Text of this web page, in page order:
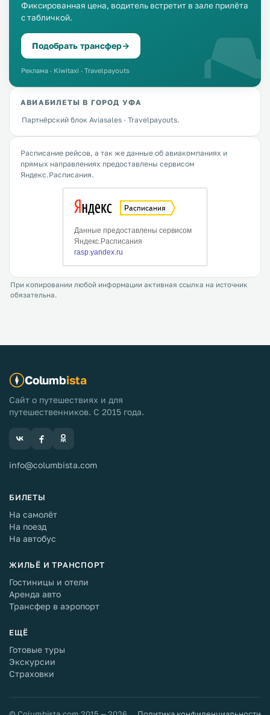
Фиксированная цена, водитель встретит в зале прилёта
с табличкой.
Подобрать трансфер→
Реклама · Kiwitaxi · Travelpayouts
АВИАБИЛЕТЫ В ГОРОД УФА
Партнёрский блок Aviasales · Travelpayouts.
Расписание рейсов, а так же данные об авиакомпаниях и
прямых направлениях предоставлены сервисом
Яндекс.Расписания.
При копировании любой информации активная ссылка на источник
обязательна.
Columbista
Сайт о путешествиях и для
путешественников. С 2015 года.
info@columbista.com
БИЛЕТЫ
На самолёт
На поезд
На автобус
ЖИЛЬЁ И ТРАНСПОРТ
Гостиницы и отели
Аренда авто
Трансфер в аэропорт
ЕЩЁ
Готовые туры
Экскурсии
Страховки